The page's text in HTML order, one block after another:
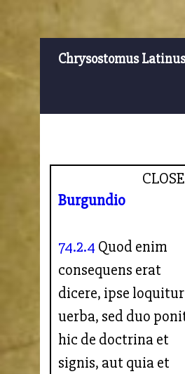
Chrysostomus
CLOSE
Burgundio
74.2.4 Quod enim
consequens erat
dicere, ipse loquitur
uerba, sed duo
hic de doctrina et
signis, aut quia et